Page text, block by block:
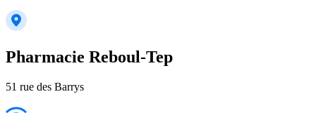
Pharmacie Reboul-Tep
51 rue des Barrys